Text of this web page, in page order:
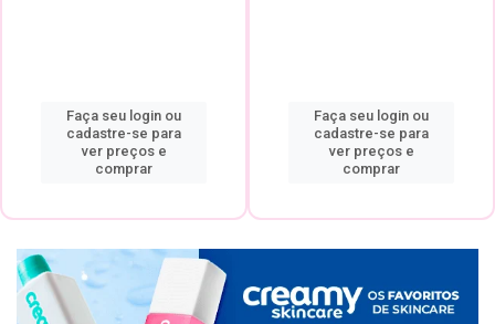
Faça seu login ou
cadastre-se para
ver preços e
comprar
Faça seu login ou
cadastre-se para
ver preços e
comprar